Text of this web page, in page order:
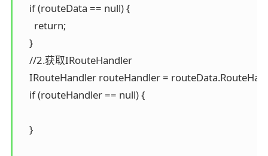
    if (routeData == null) {
      return;
    }
    //2.获取IRouteHandler
IRouteHandler routeHandler =
    if (routeHandler == null) {
    }